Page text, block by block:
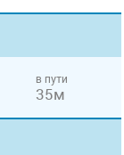
в пути
35м